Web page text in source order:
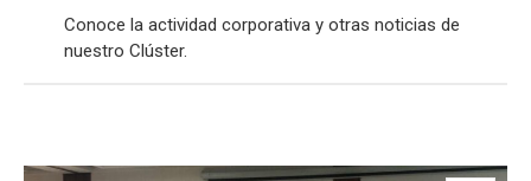
Conoce la actividad corporativa y otras noticias de
nuestro Clúster.